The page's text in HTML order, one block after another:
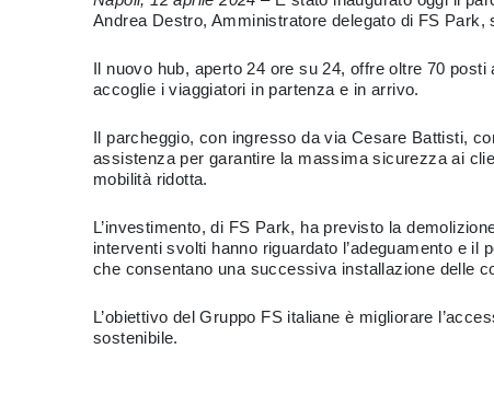
Andrea Destro, Amministratore delegato di FS
Il nuovo hub, aperto 24 ore su 24, offre oltre 70 posti
accoglie i viaggiatori in partenza e in arrivo.
Il parcheggio, con ingresso da via Cesare Battisti,
assistenza per garantire la massima sicurezza ai
mobilità ridotta.
L’investimento, di FS Park, ha previsto la
interventi svolti hanno riguardato l’adeguamento e
che consentano una successiva installazione delle
L’obiettivo del Gruppo FS italiane è migliorare
sostenibile.